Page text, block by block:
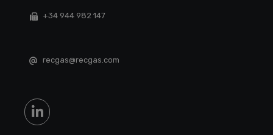
+34 944 982 147
recgas@recgas.com